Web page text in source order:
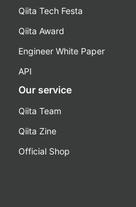
Qiita Tech Festa
Qiita Award
Engineer White Paper
API
Our service
Qiita Team
Qiita Zine
Official Shop